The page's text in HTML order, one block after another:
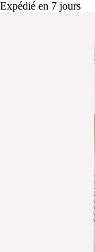
Expédié en 7 jours